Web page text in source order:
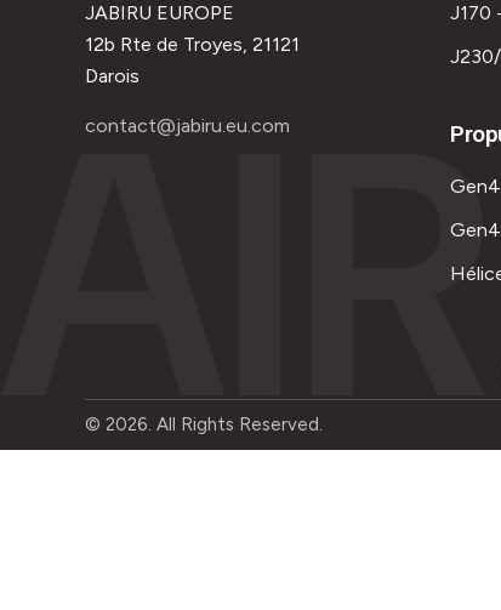
JABIRU EUROPE
12b Rte de Troyes, 21121
Darois
contact@jabiru.eu.com
J170
© 2026. All Rights Reserved.